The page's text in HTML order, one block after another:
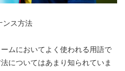
ンス方法
ムにおいてよく使われる用語で
についてはあまり知られていま